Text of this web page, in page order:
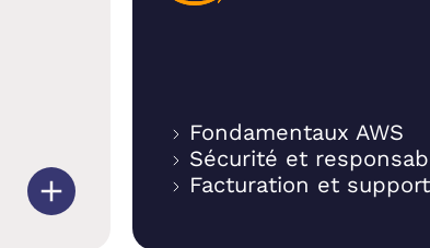
Fondamentaux AWS
Sécurité et
Facturation et support